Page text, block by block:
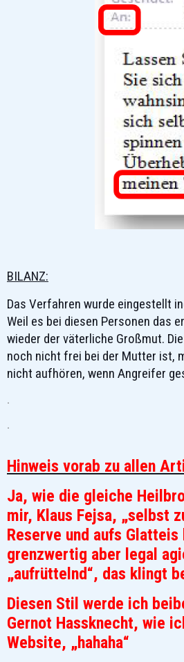
BILANZ:
Das Verfahren wurde eingestellt
Weil es bei diesen Personen das
wieder der väterliche Großmut.
noch nicht frei bei der Mutter ist,
nicht aufhören, wenn Angreifer
.
.
Hinweis vorab zu allen
Ja, wie die gleiche
mir, Klaus Fejsa, „selbst
Reserve und aufs
grenzwertig aber legal
„aufrüttelnd“, das klingt
Diesen Stil werde ich
Gernot Hassknecht, wie
Website, „hahaha“